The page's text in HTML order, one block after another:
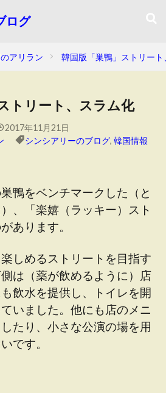
ログ
アリラン 韓国版「巣鴨」ストリー
トリート、スラム化
2017年11月21日
シンシアリーのブログ, 韓国情報
鴨をベンチマークした（と
、「楽嬉（ラッキー）スト
あります。
しめるストリートを目指す
は（薬が飲めるように）店
飲水を提供し、トイレを開
いました。他にも店のメニ
たり、小さな公演の場を用
です。